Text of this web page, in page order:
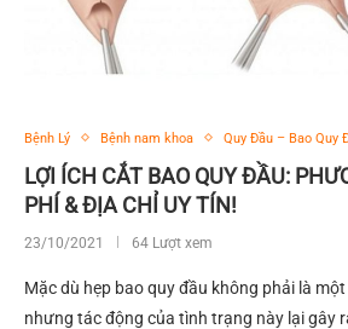
Bệnh Lý Bệnh nam khoa Quy Đầu – Bao Quy
LỢI ÍCH CẮT BAO QUY ĐẦU:
PHÍ & ĐỊA CHỈ UY TÍN!
23/10/2021 64 Lượt xem
Mặc dù hẹp bao quy đầu không phải là
nhưng tác động của tình trạng này lại gây